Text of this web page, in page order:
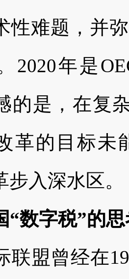
性难题，并
2020年是
的是，在复
革的目标未
入深水区。
“数字税”的
联盟曾经在